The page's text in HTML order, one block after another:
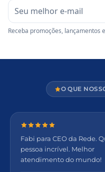
Receba promoções, lançamentos
O QUE
Nota 5 de 5 estrelas
Fabi para CEO da Rede.
pessoa incrível. Melhor
atendimento do mundo!